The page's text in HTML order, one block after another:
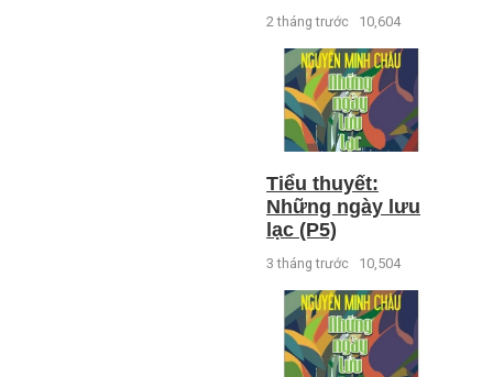
2 tháng trước 10,604
Tiểu thuyết:
Những ngày lưu
lạc (P5)
3 tháng trước 10,504